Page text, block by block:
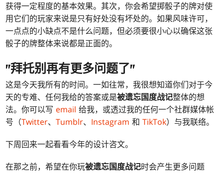
获得一定程度的基本效果。其次，你会希望掷骰子的牌对使
用它们的玩家来说是只有好处没有坏处的。如果风味许可，
一点点的小缺点不是什么问题，但必须要很小心以确保这张
骰子的牌整体来说都是正面的。
"拜托别再有更多问题了"
这是今天我所有的时间。一如往常，我很想知道你们对于今
天的专难、任何我给的答案或是被遗忘国度战记整体的想
法。你可以写 email 给我，或透过我的任何一个社群媒体帐
号（Twitter、Tumblr、 Instagram 和TikTok）与我联络。
下周回来一起看看今年的设计咨文。
在那之前，希望在你玩被遗忘国度战记时会产生更多问题